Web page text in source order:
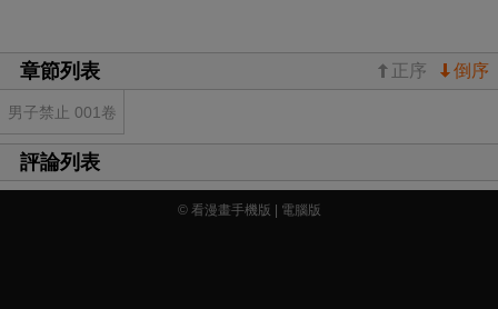
章節列表 倒序
正序
男子禁止 001卷
評論列表
© 看漫畫手機版 | 電腦版